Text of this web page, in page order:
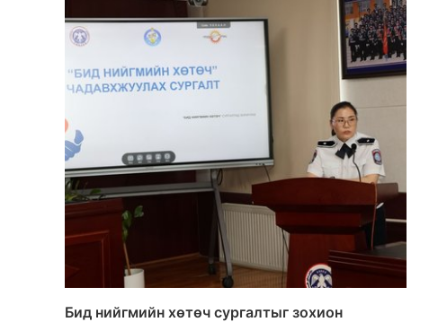
Бид нийгмийн хөтөч сургалтыг зохион